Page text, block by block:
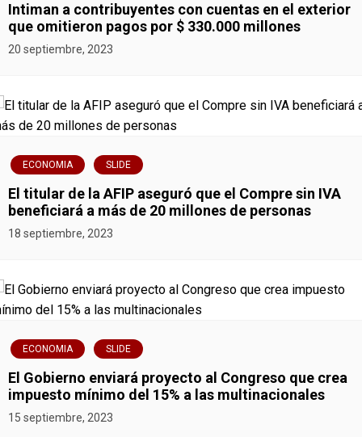
Intiman a contribuyentes con cuentas en el exterior
que omitieron pagos por $ 330.000 millones
20 septiembre, 2023
ECONOMIA SLIDE
El titular de la AFIP aseguró que el Compre sin IVA
beneficiará a más de 20 millones de personas
18 septiembre, 2023
ECONOMIA SLIDE
El Gobierno enviará proyecto al Congreso que crea
impuesto mínimo del 15% a las multinacionales
15 septiembre, 2023